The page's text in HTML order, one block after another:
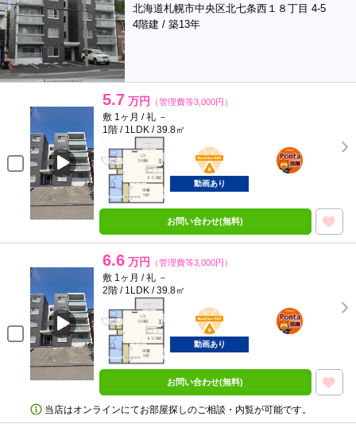
北海道札幌市中央区北七条西１８丁目 4-5
4階建 / 築13年
5.7 万円 （管理費等3,000円）
敷 1ヶ月 / 礼 －
1階 / 1LDK / 39.8㎡
BunChinPAY
ポンタ
部屋
動画あり
お問い合わせ(無料)
6.6 万円 （管理費等3,000円）
敷 1ヶ月 / 礼 －
2階 / 1LDK / 39.8㎡
BunChinPAY
ポンタ
部屋
動画あり
お問い合わせ(無料)
当店はオンラインにてお部屋探しのご相談・内覧が可能です。